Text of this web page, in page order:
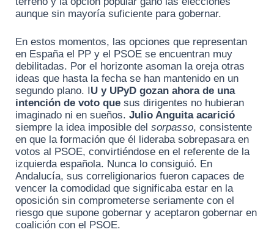
aunque sin mayoría suficiente para gobernar.
En estos momentos, las opciones que representan
en España el PP y el PSOE se encuentran muy
debilitadas. Por el horizonte asoman la oreja otras
ideas que hasta la fecha se han mantenido en un
segundo plano. IU y UPyD gozan ahora de una
intención de voto que sus dirigentes no hubieran
imaginado ni en sueños. Julio Anguita acarició
siempre la idea imposible del sorpasso, consistente
en que la formación que él lideraba sobrepasara en
votos al PSOE, convirtiéndose en el referente de la
izquierda española. Nunca lo consiguió. En
Andalucía, sus correligionarios fueron capaces de
vencer la comodidad que significaba estar en la
oposición sin comprometerse seriamente con el
riesgo que supone gobernar y aceptaron gobernar en
coalición con el PSOE.